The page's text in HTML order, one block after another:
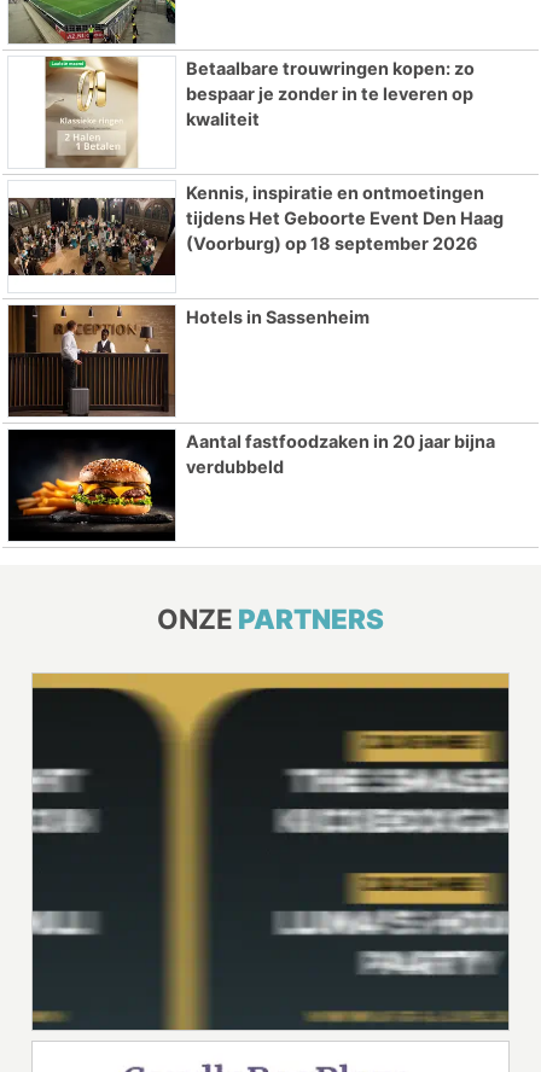
Betaalbare trouwringen kopen: zo
bespaar je zonder in te leveren op
kwaliteit
Kennis, inspiratie en ontmoetingen
tijdens Het Geboorte Event Den Haag
(Voorburg) op 18 september 2026
Hotels in Sassenheim
Aantal fastfoodzaken in 20 jaar bijna
verdubbeld
ONZE PARTNERS